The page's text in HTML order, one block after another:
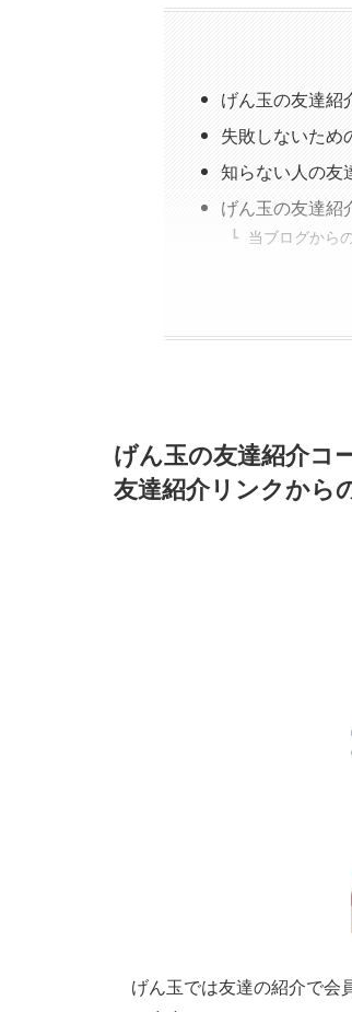
ワラウ新規入会キャ
「げん玉×チリツモ
三菱UFJ銀行口座開
エアウォレット招待
TikTok Lite招待キャ
げん玉の友達紹
失敗しないため
知らない人の友
げん玉の友達紹
当ブログから
げん玉の友達紹介コ
友達紹介リンクから
げん玉では友達の紹介で会